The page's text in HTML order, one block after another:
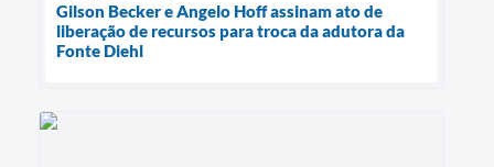
Gilson Becker e Angelo Hoff assinam ato de
liberação de recursos para troca da adutora da
Fonte Diehl